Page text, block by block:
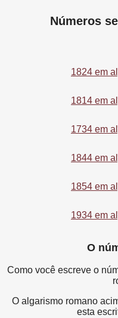
Números
1824 em
1814 em
1734 em
1844 em
1854 em
1934 em
O
Como você escreve o
O algarismo romano
esta